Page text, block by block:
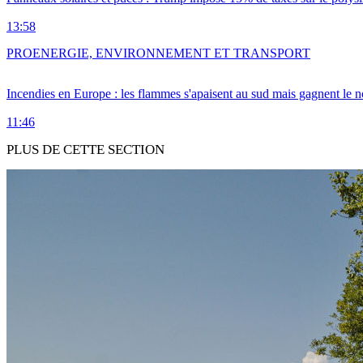
13:58
Incendies en Europe : les flammes s'apaisent au sud mais gagnent le
11:46
PROENERGIE, ENVIRONNEMENT ET TRANSPORT
PLUS DE CETTE SECTION